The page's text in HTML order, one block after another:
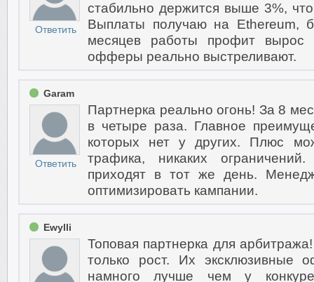
Ответить
стабильно держится выше 3%,
Выплаты получаю на Ethereum,
месяцев работы профит
офферы реально выстреливают.
Garam
Ответить
Партнерка реально огонь! За 8
в четыре раза. Главное
которых нет у других. Плюс
трафика, никаких
приходят в тот же день.
оптимизировать кампании.
Ewylli
Топовая партнерка для
только рост. Их эксклюзивные
намного лучше чем у